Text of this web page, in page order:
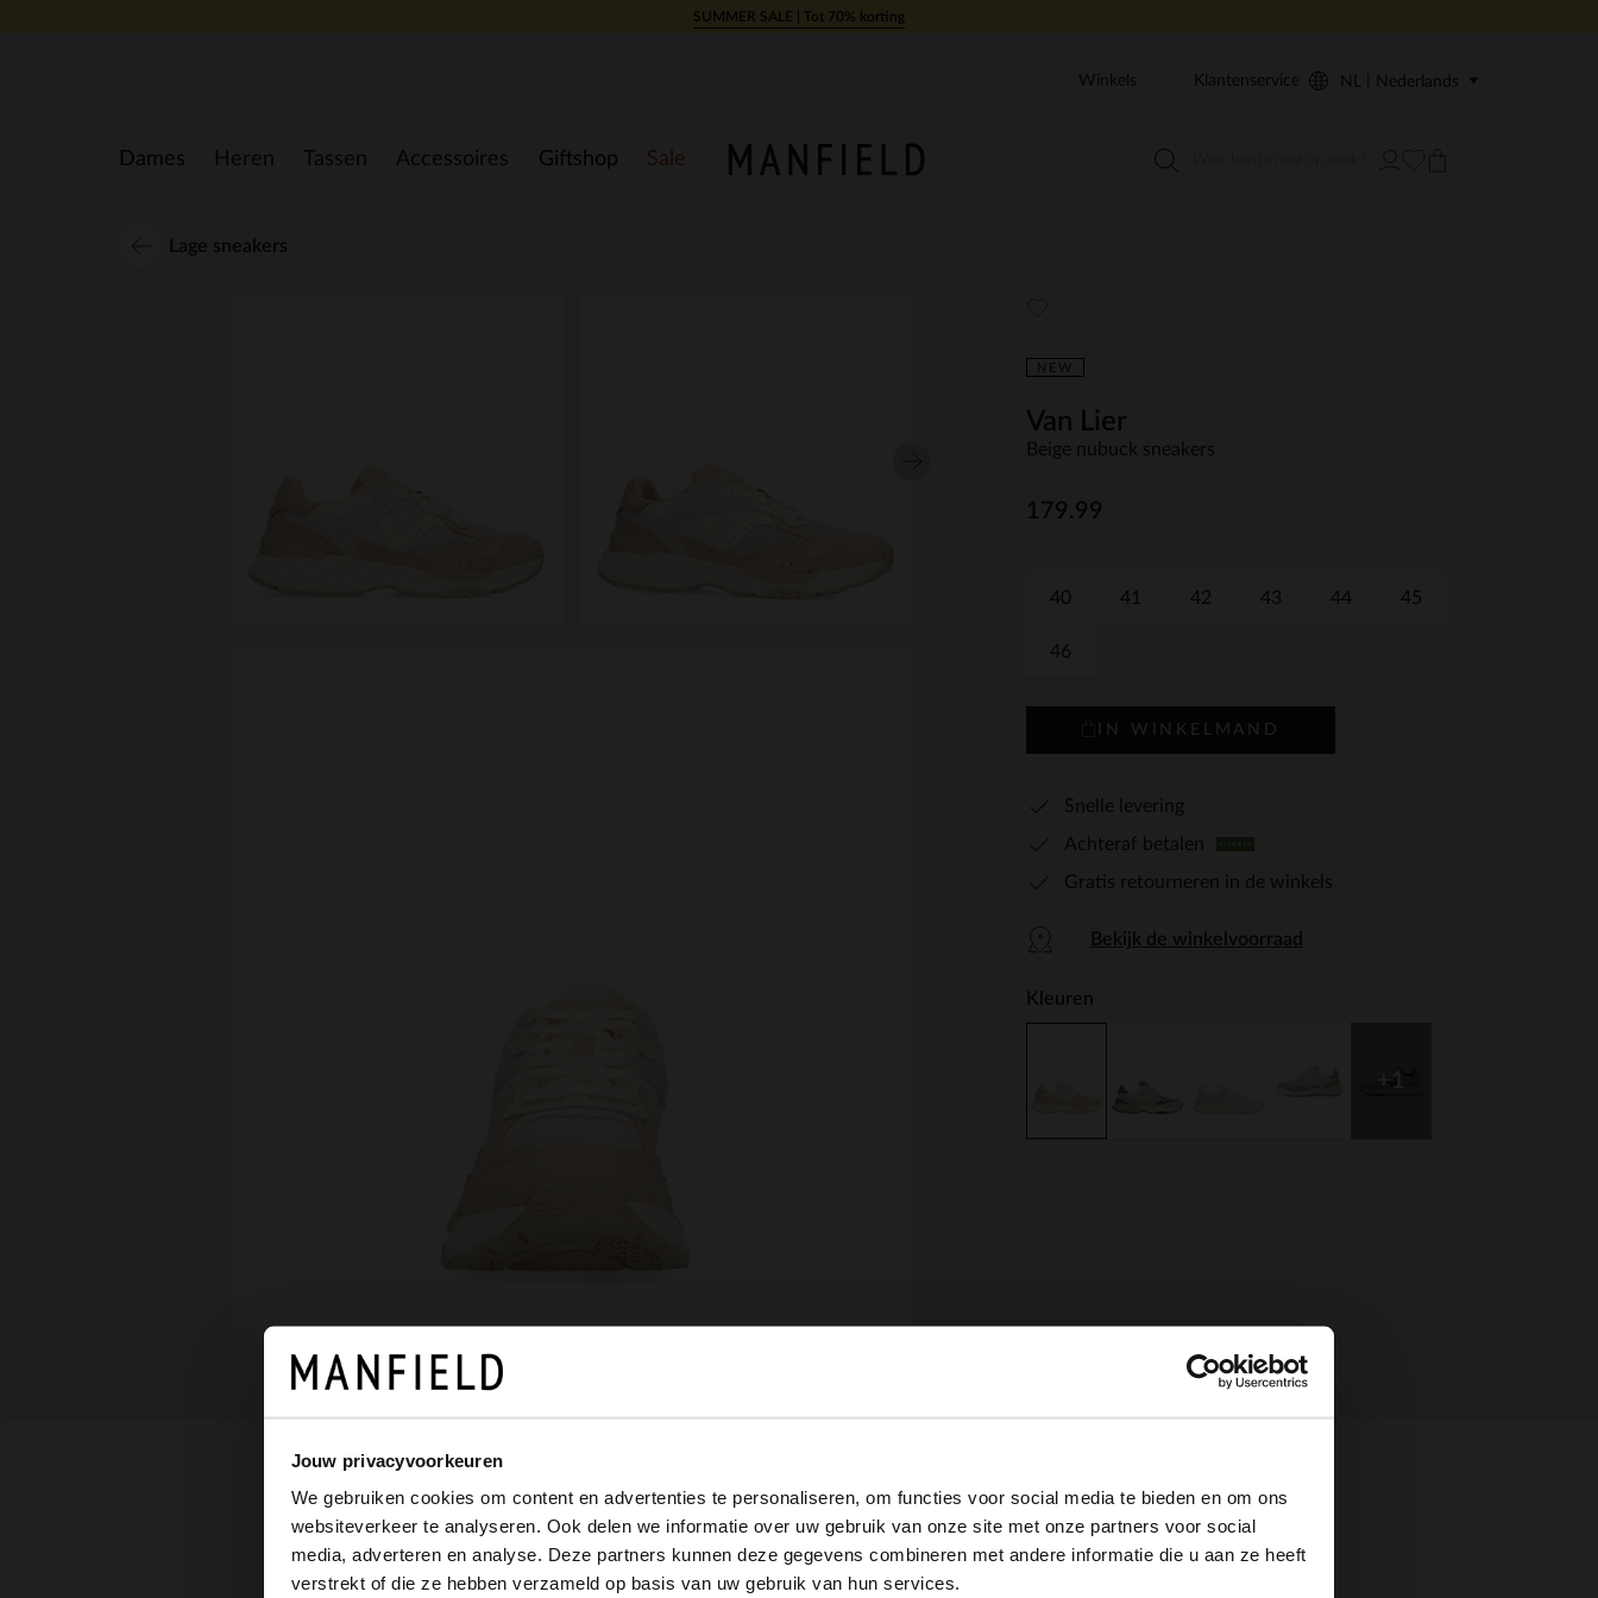
Jouw privacyvoorkeuren
We gebruiken cookies om content en advertenties te personaliseren, om functies voor social media te bieden en om ons
websiteverkeer te analyseren. Ook delen we informatie over uw gebruik van onze site met onze partners voor social
media, adverteren en analyse. Deze partners kunnen deze gegevens combineren met andere informatie die u aan ze heeft
verstrekt of die ze hebben verzameld op basis van uw gebruik van hun services.
SUMMER SALE | Tot 70% korting
Dames Heren Tassen Accessoires Giftshop Sale
Winkels Klantenservice NL | Nederlands
Lage sneakers
NEW
Van Lier
Beige nubuck sneakers
179.99
40 41 42 43 44 45
46
IN WINKELMAND
Snelle levering
Achteraf betalen
Gratis retourneren in de winkels
Bekijk de winkelvoorraad
Kleuren
+1
Omschrijving
×
It looks like your language isn't Dutch. Would you like to